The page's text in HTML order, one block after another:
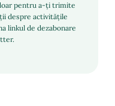
pentru a-ți trimite
despre activitățile
linkul de dezabonare